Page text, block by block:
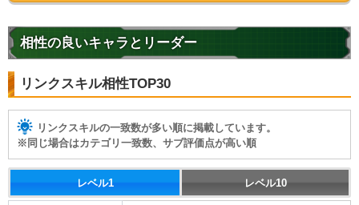
相性の良いキャラとリーダー
リンクスキル相性TOP30
リンクスキルの一致数が多い順に掲載しています。
※同じ場合はカテゴリ一致数、サブ評価点が高い順
レベル1 レベル10